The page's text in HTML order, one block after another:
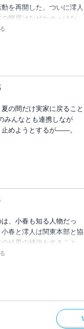
を再開した。ついに澪人
態度はなぜかそっけな
の過去の女性の影を感
の間だけ実家に戻ること
みんなとも連携しなが
止めようとするが――。
、小春も知る人物だっ
春と澪人は関東本部と協
結界の補強をすること
力を持つ不思議な少年と